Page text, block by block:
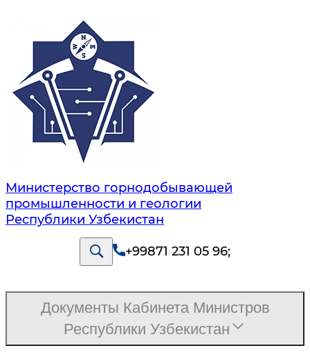
Министерство горнодобывающей
промышленности и геологии
Республики Узбекистан
+99871 231 05 96;
Документы Кабинета Министров
Республики Узбекистан